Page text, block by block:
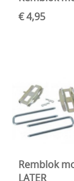
€ 4,95
Remblok
LATER